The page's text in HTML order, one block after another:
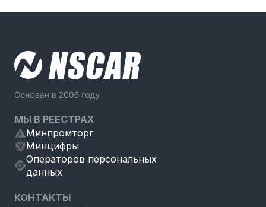
МЫ В РЕЕСТРАХ
Минпромторг
Минцифры
Операторов персональных
данных
КОНТАКТЫ